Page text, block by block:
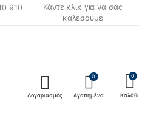
910
Κάντε κλικ για να σας
καλέσουμε
Λογαριασμός
0
Αγαπημένα
0
Καλάθι